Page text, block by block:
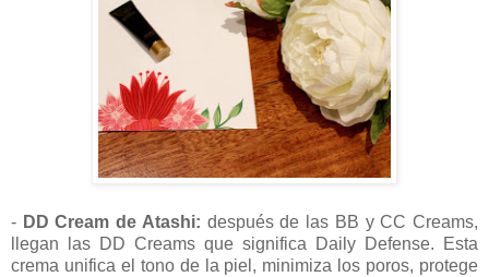
- DD Cream de Atashi: después de las BB y CC Creams,
llegan las DD Creams que significa Daily Defense. Esta
crema unifica el tono de la piel, minimiza los poros, protege